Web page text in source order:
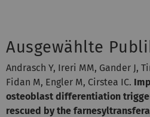
Ausgewählte
Andrasch Y, Ireri MM, Gander J,
Fidan M, Engler M, Cirstea IC.
osteoblast differentiation
rescued by the